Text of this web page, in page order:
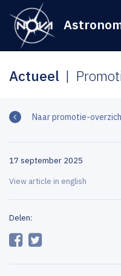
Actueel
Naar promotie-
17 september 2025
View article in english
Delen: